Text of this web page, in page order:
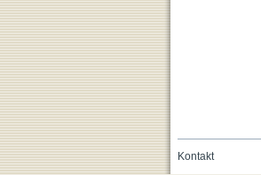
Kontakt